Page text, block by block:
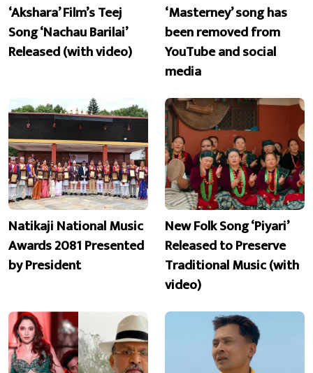
‘Akshara’ Film’s Teej
Song ‘Nachau Barilai’
Released (with video)
‘Masterney’ song has
been removed from
YouTube and social
media
Natikaji National Music
Awards 2081 Presented
by President
New Folk Song ‘Piyari’
Released to Preserve
Traditional Music (with
video)